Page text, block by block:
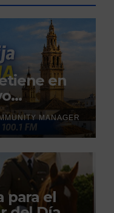
en
MANAGER
para el